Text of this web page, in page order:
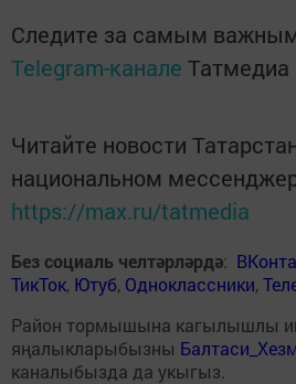
Следите за самым
Telegram-канале Татмедиа
Читайте новости
национальном
https://max.ru/tatmedia
Без социаль челтәрләрдә:
ТикТок, Ютуб, Одноклассники,
Район тормышына кагылышлы
яңалыкларыбызны
каналыбызда да укыгыз.